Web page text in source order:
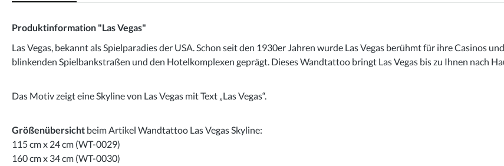
Produktinformation "Las Vegas"
Las Vegas, bekannt als Spielparadies der USA. Schon seit den 1930er Jahren wurde Las Vegas berühmt für ihre Casinos
blinkenden Spielbankstraßen und den Hotelkomplexen geprägt. Dieses Wandtattoo bringt Las Vegas bis zu Ihnen nach
Das Motiv zeigt eine Skyline von Las Vegas mit Text „Las Vegas“.
Größenübersicht beim Artikel Wandtattoo Las Vegas Skyline:
115 cm x 24 cm (WT-0029)
160 cm x 34 cm (WT-0030)